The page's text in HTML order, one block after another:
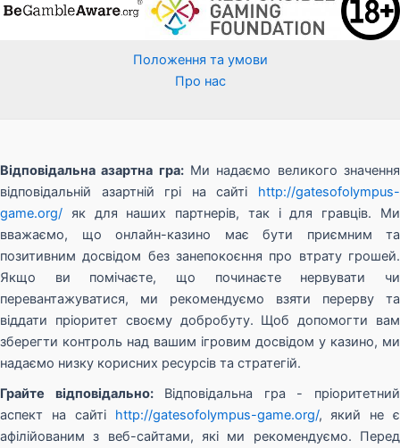
Положення та умови
Про нас
Відповідальна азартна гра:Ми надаємо великого значення
відповідальній азартній грі на сайті http://gatesofolympus-
game.org/ як для наших партнерів, так і для гравців. Ми
вважаємо, що онлайн-казино має бути приємним та
позитивним досвідом без занепокоєння про втрату грошей.
Якщо ви помічаєте, що починаєте нервувати чи
перевантажуватися, ми рекомендуємо взяти перерву та
віддати пріоритет своєму добробуту. Щоб допомогти вам
зберегти контроль над вашим ігровим досвідом у казино, ми
надаємо низку корисних ресурсів та стратегій.
Грайте відповідально:Відповідальна гра - пріоритетний
аспект на сайті http://gatesofolympus-game.org/, який не є
афілійованим з веб-сайтами, які ми рекомендуємо. Перед